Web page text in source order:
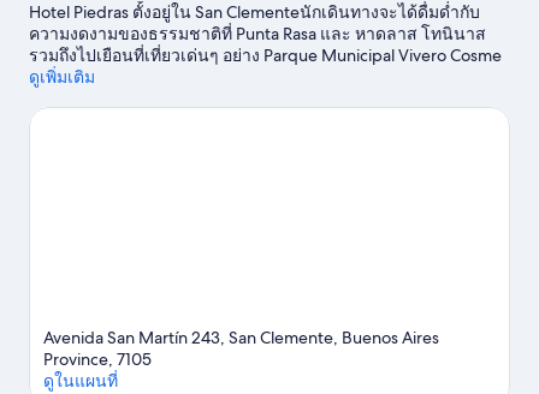
Hotel Piedras ตั้งอยู่ใน San Clementeนักเดินทางจะได้ดื่มด่ำกับ
ความงดงามของธรรมชาติที่ Punta Rasa และ หาดลาส โทนินาส
รวมถึงไปเยือนที่เที่ยวเด่นๆ อย่าง Parque Municipal Vivero Cosme
Argerich และ Mundo Marino นักเดินทางควรแวะไปชม Termas
Clemente
ดูเพิ่มเติม
Avenida San Martín 243, San Clemente, Buenos Aires
Province, 7105
ดูในแผนที่